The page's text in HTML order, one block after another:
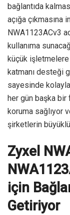
bağlantıda
açığa çıkmasına
NWA1123ACv3
kullanıma
küçük işletmelere
katmanı desteği
sayesinde
her gün başka bir
koruma sağlıyor
şirketlerin
Zyxel
için
Getiriyor